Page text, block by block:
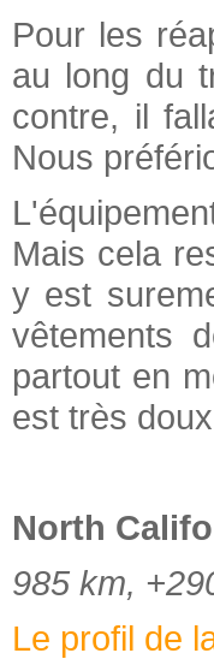
Pour les
au long du
contre, il
Nous
Mais cela
y est
vêtements
partout en
est très
North
985 km,
Le profil de